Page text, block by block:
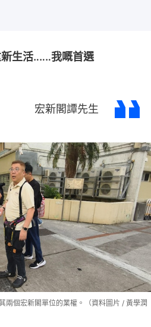
生活‥‥‥我嘅首選
宏新閣譚先生
兩個宏新閣單位的業權。（資料圖片 / 黃學潤